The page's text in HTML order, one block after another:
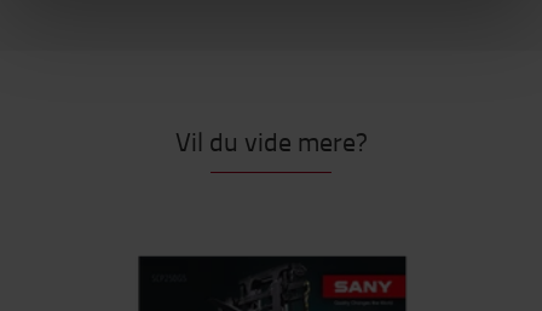
Vil du vide mere?